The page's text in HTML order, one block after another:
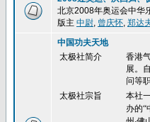
北京2008年奥运会中华
版主 中尉, 曾庆怀, 郑达
中国功夫天地
太极社简介
香港
展。
问等
太极社宗旨
本社
办的“